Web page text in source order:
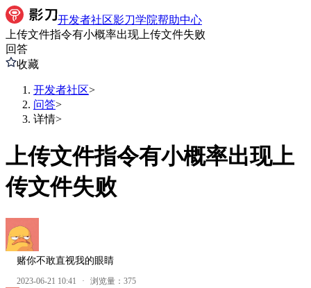
开发者社区影刀学院帮助中心
上传文件指令有小概率出现上传文件失败
回答
收藏
开发者社区>
问答>
详情>
上传文件指令有小概率出现上
传文件失败
赌你不敢直视我的眼睛
2023-06-21 10:41 · 浏览量： 375